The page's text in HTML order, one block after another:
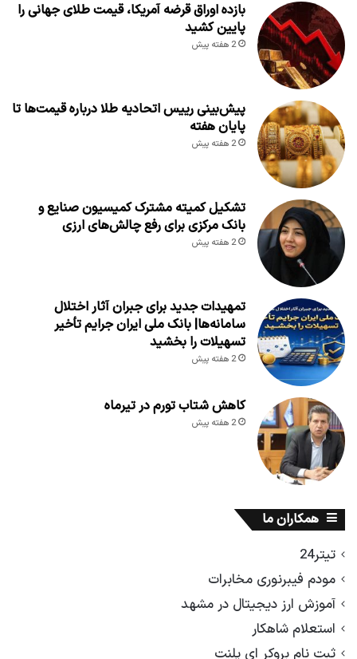
بازده اوراق قرضه آمریکا، قیمت طلای جهانی را
پایین کشید
2 هفته پیش
پیش‌بینی رییس اتحادیه طلا درباره قیمت‌ها تا
پایان هفته
2 هفته پیش
تشکیل کمیته مشترک کمیسیون صنایع و
بانک مرکزی برای رفع چالش‌های ارزی
2 هفته پیش
تمهیدات جدید برای جبران آثار اختلال
سامانه‌ها| بانک ملی ایران جرایم تأخیر
تسهیلات را بخشید
2 هفته پیش
کاهش شتاب تورم در تیرماه
2 هفته پیش
همکاران ما
تیتر24
مودم فیبرنوری مخابرات
آموزش ارز دیجیتال در مشهد
استعلام شاهکار
ثبت نام بروکر ای پلنت